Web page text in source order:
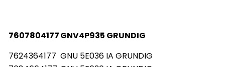
7607804177GNV4P935 GRUNDIG
7624364177 GNU 5E036 IA GRUNDIG